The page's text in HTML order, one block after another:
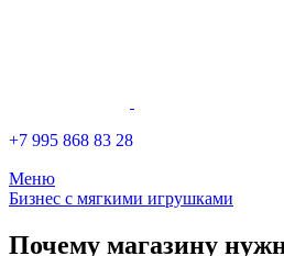
+7 995 868 83 28
Меню
Бизнес с мягкими игрушками
Почему магазину